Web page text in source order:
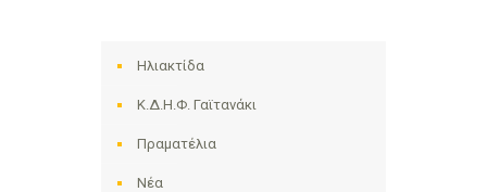
Ηλιακτίδα
Κ.Δ.Η.Φ. Γαϊτανάκι
Πραματέλια
Νέα